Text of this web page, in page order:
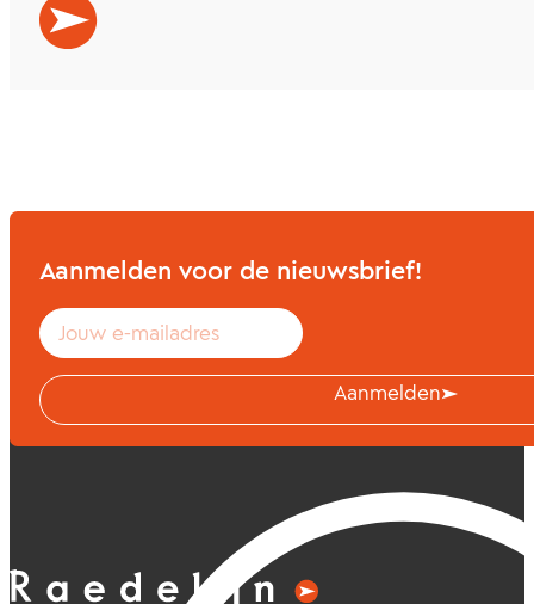
Aanmelden voor de nieuwsbrief!
Aanmelden